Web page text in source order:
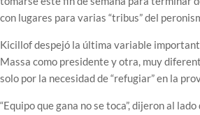
con lugares para varias “tribus” del
Kicillof despejó la última variable
Massa como presidente y otra, muy
solo por la necesidad de “refugiar” en la
“Equipo que gana no se toca”, dijeron al